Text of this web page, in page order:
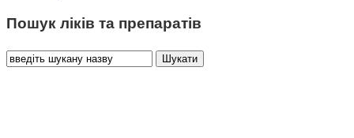
Пошук ліків та препаратів